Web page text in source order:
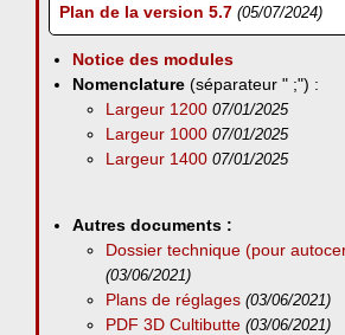
Plan de la version 5.7 (05/07/2024)
Notice des modules
Nomenclature (séparateur " ;") :
Largeur 1200 07/01/2025
Largeur 1000 07/01/2025
Largeur 1400 07/01/2025
Autres documents :
Dossier technique (pour
(03/06/2021)
Plans de réglages (03/06/2021)
PDF 3D Cultibutte (03/06/2021)